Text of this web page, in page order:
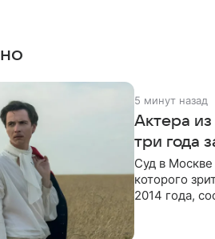
5 минут назад
Актера
три года
Суд в
которого
2014 года,